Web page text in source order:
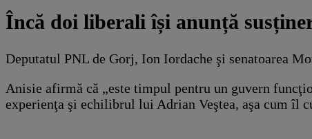
Încă doi liberali își anunță
Deputatul PNL de Gorj, Ion Iordache şi senatoarea
Anisie afirmă că „este timpul pentru un guvern
experienţa şi echilibrul lui Adrian Veştea, aşa cum îl